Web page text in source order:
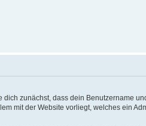
zunächst, dass dein Benutzername
mit der Website vorliegt, welches ein